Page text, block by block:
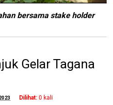
bersama stake holder
Gelar Tagana
Dilihat: 0 kali